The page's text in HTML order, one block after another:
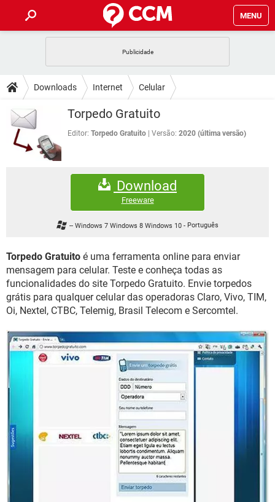
MENU
CELULAR FACEBOOK
OUTLOOK EXCEL
INSTAGRAM GMAIL
GUIA DE COMPRAS
DICAS
JOGOS WHATSAPP
CELULAR
OUTLOOK
DOWNLOADS
JOGOS WHATSAPP
CELULAR
EXCEL
GMAIL
FÓRUM
FACEBOOK
EXCEL
GMAIL
WHATSAPP
INSTAGRAM GMAIL
GUIA DE COMPRAS
Downloads Internet Celular
Torpedo Gratuito
Editor: Torpedo Gratuito Versão: 2020 (última versão)
Download
Freeware
-- Windows 7 Windows 8 Windows 10 - Português
Torpedo Gratuito é uma ferramenta online para enviar
mensagem para celular. Teste e conheça todas as
funcionalidades do site Torpedo Gratuito. Envie torpedos
grátis para qualquer celular das operadoras Claro, Vivo, TIM,
Oi, Nextel, CTBC, Telemig, Brasil Telecom e Sercomtel.